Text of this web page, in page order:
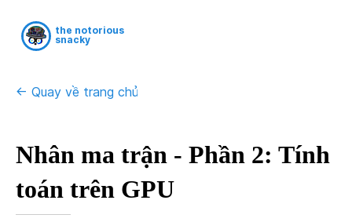
the notorious
snacky
<- Quay về trang chủ
Nhân ma trận - Phần 2: Tính
toán trên GPU